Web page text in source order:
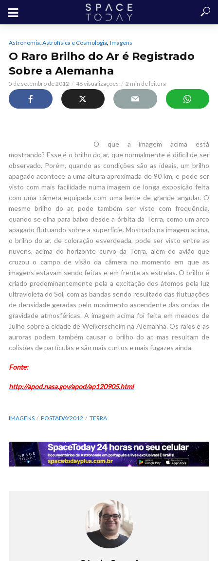
Astronomia, Astrofísica e Cosmologia, Imagens
O Raro Brilho do Ar é Registrado
Sobre a Alemanha
5 de setembro de 2012 48 visualizações 2 min de leitura
O que a imagem acima está
mostrando? Esse é o brilho do ar, que normalmente é difícil de ser
observado. Porém, quando as condições são as ideais, um brilho
apagado acontece a uma altura aproximada de 90 km, e pode ser
visto com mais facilidade numa imagem de longa exposição feita
com uma câmera equipada com uma lente de grande angular. O
mesmo brilho do ar, pode também ser visto com frequência,
quando se olha para baixo desde a órbita da Terra, como um arco
apagado flutuando sobre a superfície. Mostrado na imagem acima,
o brilho do ar, de coloração esverdeada, pode ser visto entre as
nuvens, acima do horizonte curvo da Terra, além do avião que
cruzou o campo de visão da câmera no momento em que as
imagens estavam sendo feitas e em frente as estrelas. O brilho é
criado predominantemente pela a excitação dos átomos pela luz
ultravioleta do Sol, com as bandas sendo resultado das flutuações
de densidade geradas pelo movimento ascendente das ondas de
gravidade atmosféricas. A imagem acima foi feita em meados de
Julho sobre a cidade de Weikerscheim na Alemanha. Os raios e as
auroras podem também causar o brilho do ar, mas resultam de
colisões de partículas e são mais curtos e mais fugazes ainda.
Fonte:
http://apod.nasa.gov/apod/ap120905.html
IMAGENS POSTADAY2012 TERRA